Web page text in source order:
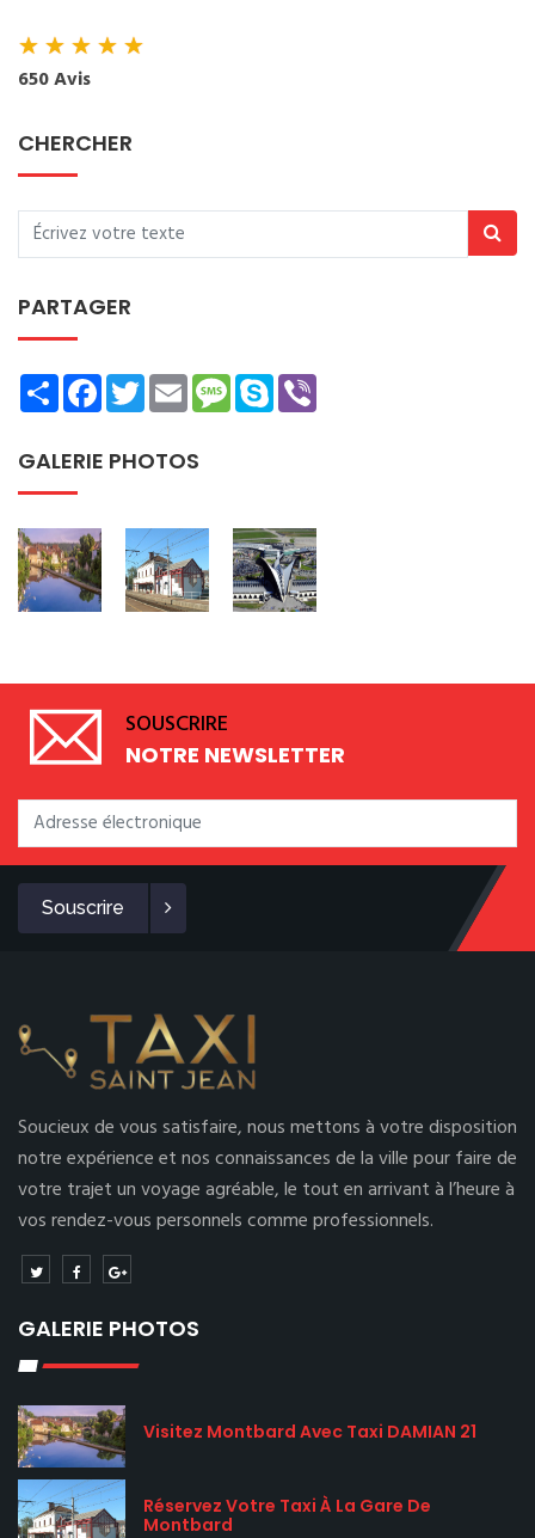
★★★★★
650 Avis
CHERCHER
PARTAGER
ShareFacebookTwitterEmailMessage
Skype
GALERIE PHOTOS
SOUSCRIRE
NOTRE NEWSLETTER
Souscrire
Soucieux de vous satisfaire, nous mettons à votre disposition
notre expérience et nos connaissances de la ville pour faire de
votre trajet un voyage agréable, le tout en arrivant à l’heure à
vos rendez-vous personnels comme professionnels.
GALERIE PHOTOS
Visitez Montbard Avec Taxi DAMIAN 21
Réservez Votre Taxi À La Gare De
Montbard